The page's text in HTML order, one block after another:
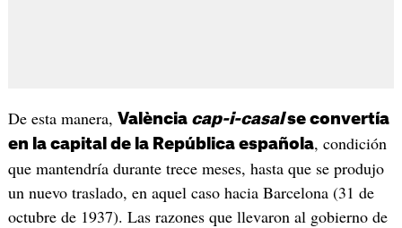
De esta manera, València cap-i-casalse convertía
en la capital de la República española, condición
que mantendría durante trece meses, hasta que se produjo
un nuevo traslado, en aquel caso hacia Barcelona (31 de
octubre de 1937). Las razones que llevaron al gobierno de